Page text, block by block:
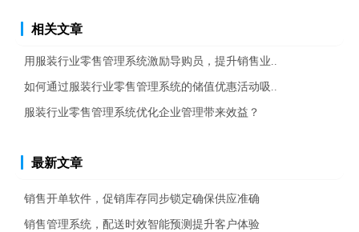
相关文章
用服装行业零售管理系统激励导购员，提升销售业..
如何通过服装行业零售管理系统的储值优惠活动吸..
服装行业零售管理系统优化企业管理带来效益？
最新文章
销售开单软件，促销库存同步锁定确保供应准确
销售管理系统，配送时效智能预测提升客户体验